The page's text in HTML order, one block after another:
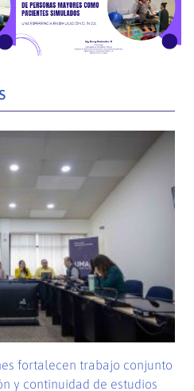
fortalecen trabajo conjunto
y continuidad de estudios